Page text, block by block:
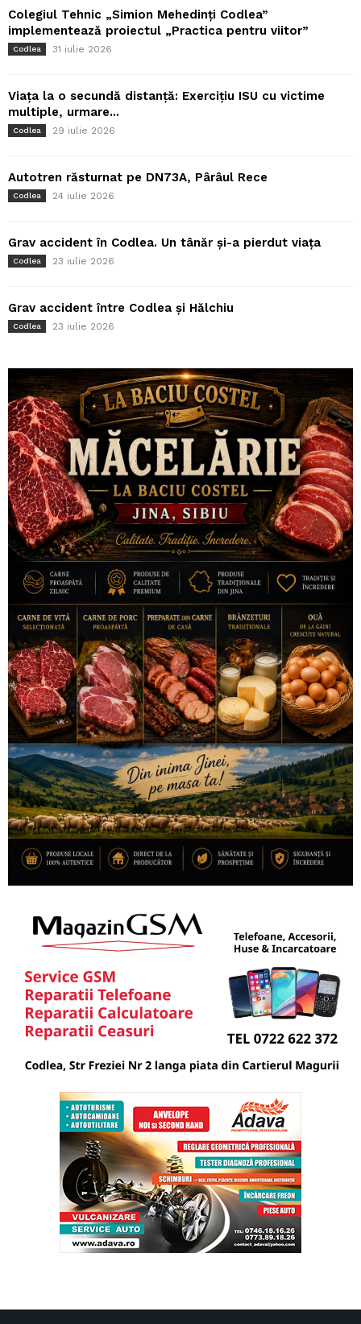
Colegiul Tehnic „Simion Mehedinți Codlea”
implementează proiectul „Practica pentru viitor”
Codlea 31 iulie 2026
Viața la o secundă distanță: Exercițiu ISU cu victime
multiple, urmare...
Codlea 29 iulie 2026
Autotren răsturnat pe DN73A, Pârâul Rece
Codlea 24 iulie 2026
Grav accident în Codlea. Un tânăr și-a pierdut viața
Codlea 23 iulie 2026
Grav accident între Codlea și Hălchiu
Codlea 23 iulie 2026